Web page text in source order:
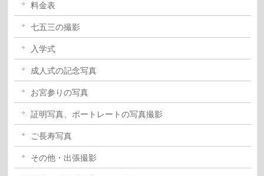
料金表
七五三の撮影
入学式
成人式の記念写真
お宮参りの写真
証明写真、ポートレートの写真撮影
ご長寿写真
その他・出張撮影